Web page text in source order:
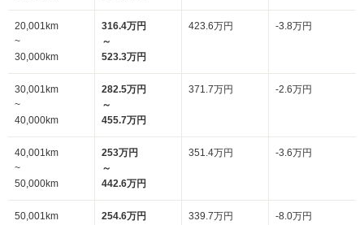
20,001km
~
30,000km
316.4万円
～
523.3万円
423.6万円 -3.8万円
30,001km
~
40,000km
282.5万円
～
455.7万円
371.7万円 -2.6万円
40,001km
~
50,000km
253万円
～
442.6万円
351.4万円 -3.6万円
50,001km
254.6万円
339.7万円 -8.0万円